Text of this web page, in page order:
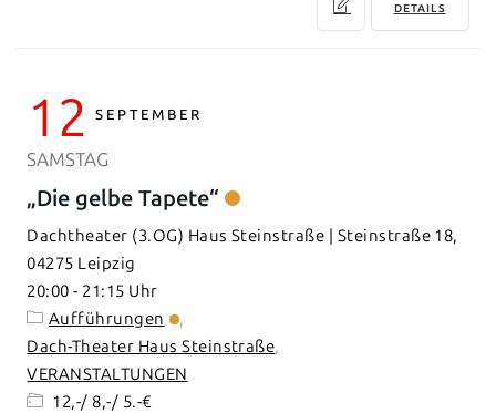
DETAILS
12 SEPTEMBER
SAMSTAG
„Die gelbe Tapete“
Dachtheater (3.OG) Haus Steinstraße | Steinstraße 18,
04275 Leipzig
20:00 - 21:15
Aufführungen
Dach-Theater Haus Steinstraße
VERANSTALTUNGEN
12,-/ 8,-/ 5.-€